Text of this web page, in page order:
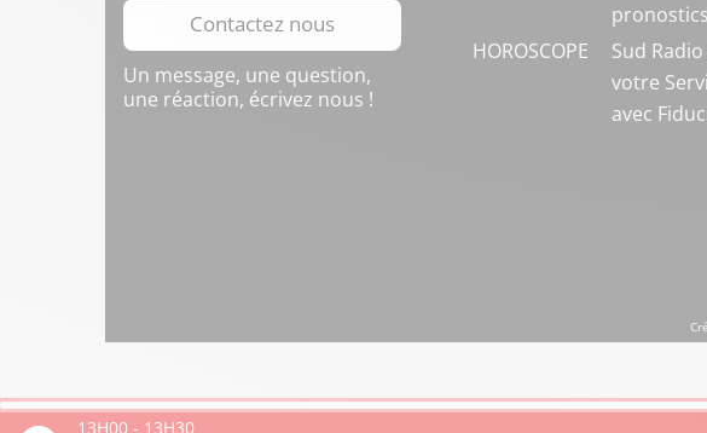
Contactez nous
Un message, une question,
une réaction, écrivez nous !
pronostics
HOROSCOPE
Sud Radio
votre
avec
13H00 - 13H30